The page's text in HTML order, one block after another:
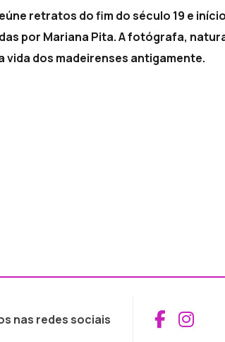
retratos do fim do século 19 e
por Mariana Pita. A fotógrafa,
dos madeirenses antigamente.
nas redes sociais